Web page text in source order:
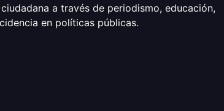
a través de periodismo, educación,
en políticas públicas.